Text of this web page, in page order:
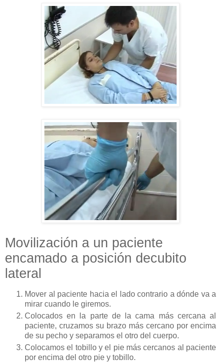
Movilización a un paciente
encamado a posición decubito
lateral
Mover al paciente hacia el lado contrario a dónde va a
mirar cuando le giremos.
Colocados en la parte de la cama más cercana al
paciente, cruzamos su brazo más cercano por encima
de su pecho y separamos el otro del cuerpo.
Colocamos el tobillo y el pie más cercanos al paciente
por encima del otro pie y tobillo.